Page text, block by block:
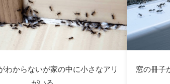
わからないが家の中に小さなアリ
窓の冊子